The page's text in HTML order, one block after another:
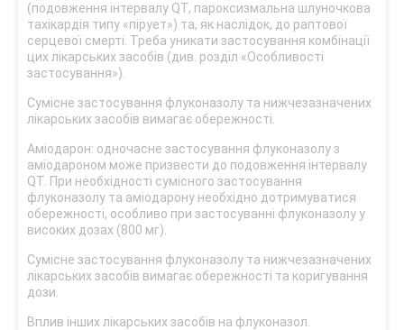
(подовження інтервалу QT, пароксизмальна шлуночкова
тахікардія типу «пірует») та, як наслідок, до раптової
серцевої смерті. Треба уникати застосування комбінації
цих лікарських засобів (див. розділ «Особливості
застосування»).
Сумісне застосування флуконазолу та нижчезазначених
лікарських засобів вимагає обережності.
Аміодарон: одночасне застосування флуконазолу з
аміодароном може призвести до подовження інтервалу
QT. При необхідності сумісного застосування
флуконазолу та аміодарону необхідно дотримуватися
обережності, особливо при застосуванні флуконазолу у
високих дозах (800 мг).
Сумісне застосування флуконазолу та нижчезазначених
лікарських засобів вимагає обережності та коригування
дози.
Вплив інших лікарських засобів на флуконазол.